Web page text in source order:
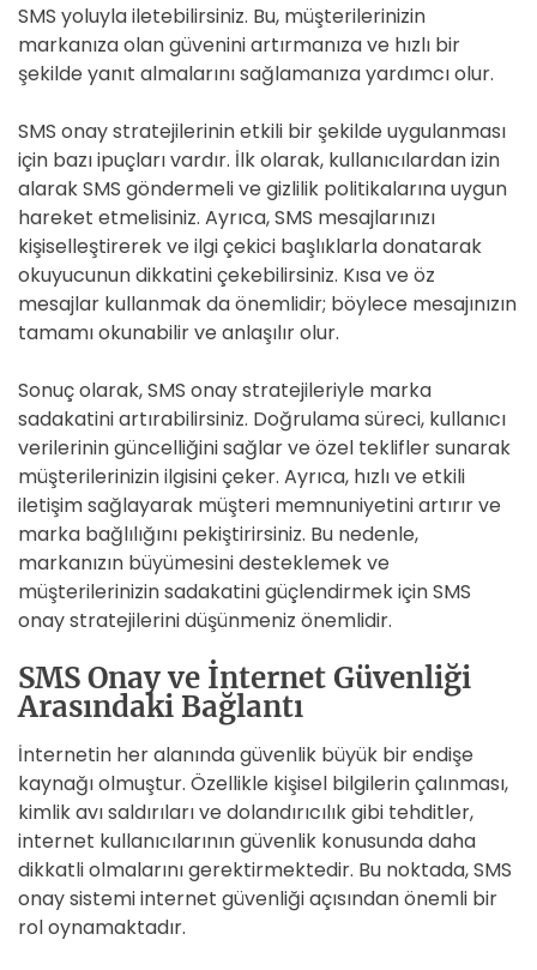
SMS yoluyla iletebilirsiniz. Bu, müşterilerinizin
markanıza olan güvenini artırmanıza ve hızlı bir
şekilde yanıt almalarını sağlamanıza yardımcı olur.
SMS onay stratejilerinin etkili bir şekilde uygulanması
için bazı ipuçları vardır. İlk olarak, kullanıcılardan izin
alarak SMS göndermeli ve gizlilik politikalarına uygun
hareket etmelisiniz. Ayrıca, SMS mesajlarınızı
kişiselleştirerek ve ilgi çekici başlıklarla donatarak
okuyucunun dikkatini çekebilirsiniz. Kısa ve öz
mesajlar kullanmak da önemlidir; böylece mesajınızın
tamamı okunabilir ve anlaşılır olur.
Sonuç olarak, SMS onay stratejileriyle marka
sadakatini artırabilirsiniz. Doğrulama süreci, kullanıcı
verilerinin güncelliğini sağlar ve özel teklifler sunarak
müşterilerinizin ilgisini çeker. Ayrıca, hızlı ve etkili
iletişim sağlayarak müşteri memnuniyetini artırır ve
marka bağlılığını pekiştirirsiniz. Bu nedenle,
markanızın büyümesini desteklemek ve
müşterilerinizin sadakatini güçlendirmek için SMS
onay stratejilerini düşünmeniz önemlidir.
SMS Onay ve İnternet Güvenliği
Arasındaki Bağlantı
İnternetin her alanında güvenlik büyük bir endişe
kaynağı olmuştur. Özellikle kişisel bilgilerin çalınması,
kimlik avı saldırıları ve dolandırıcılık gibi tehditler,
internet kullanıcılarının güvenlik konusunda daha
dikkatli olmalarını gerektirmektedir. Bu noktada, SMS
onay sistemi internet güvenliği açısından önemli bir
rol oynamaktadır.